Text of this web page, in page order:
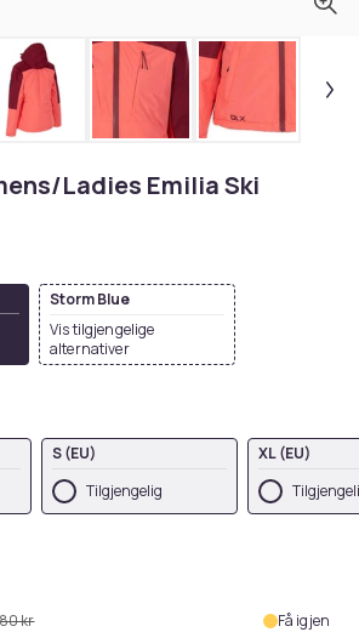
Ladies Emilia Ski
Storm Blue
Vis tilgjengelige
alternativer
S (EU)
Tilgjengelig
XL (EU)
kr Få igjen